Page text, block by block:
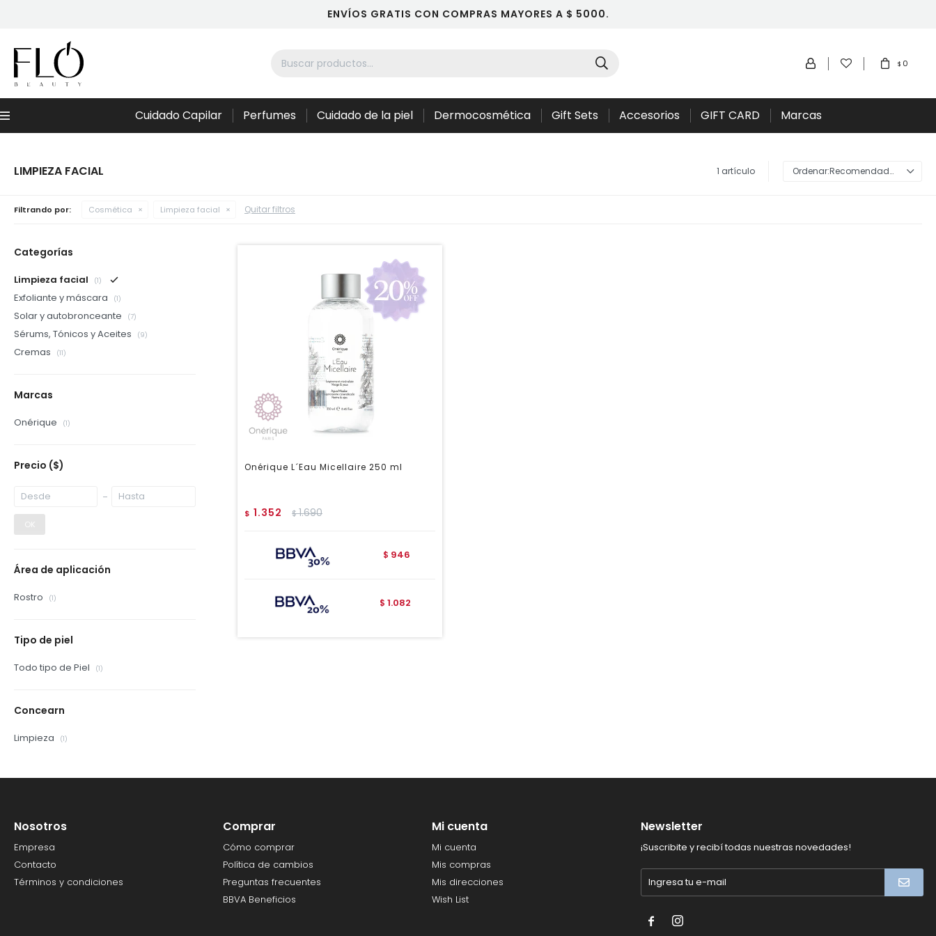
ENVÍOS GRATIS CON COMPRAS MAYORES A $ 5000.
Menú Cuidado Capilar Perfumes Cuidado de la piel Dermocosmética Gift Sets Accesorios GIFT CARD Marcas
$ 0
LIMPIEZA FACIAL 1 artículo Recomendados
Filtrando por: Cosmética Limpieza facial Quitar filtros
Onérique L´Eau Micellaire 250 ml
$ 1.352 $1.690
$ 946
$ 1.082
Categorías
Limpieza facial (1)
Exfoliante y máscara (1)
Solar y autobronceante (7)
Sérums, Tónicos y Aceites (9)
Cremas (11)
Marcas
Onérique (1)
Precio ($)
OK
Área de aplicación
Rostro (1)
Tipo de piel
Todo tipo de Piel (1)
Concearn
Limpieza (1)
Nosotros
Empresa
Contacto
Términos y condiciones
Comprar
Cómo comprar
Política de cambios
Preguntas frecuentes
BBVA Beneficios
Mi cuenta
Mi cuenta
Mis compras
Mis direcciones
Wish List
Newsletter
¡Suscribite y recibí todas nuestras novedades!
 